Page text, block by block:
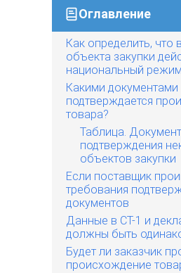
Оглавление
Как определить, что
объекта закупки
национальный
Какими документами
подтверждается
товара?
Таблица.
подтверждения
объектов закупки
Если поставщик
требования
документов
Данные в СТ-1 и
должны быть
Будет ли заказчик
происхождение